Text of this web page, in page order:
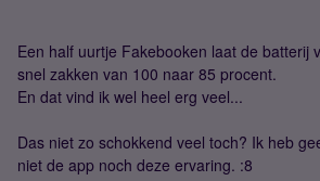
Een half uurtje Fakebooken laat de batterij
snel zakken van 100 naar 85 procent.
En dat vind ik wel heel erg veel...
Das niet zo schokkend veel toch? Ik heb
niet de app noch deze ervaring. :8